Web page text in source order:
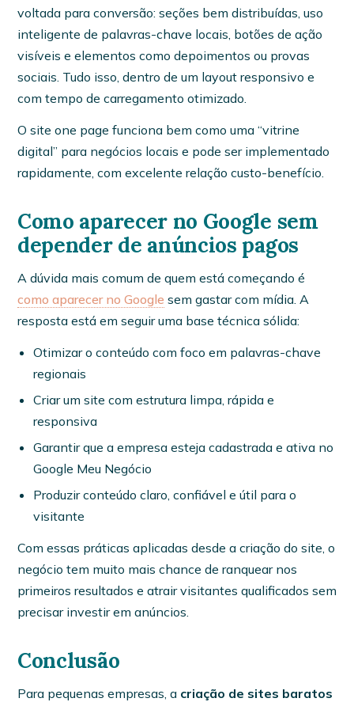
voltada para conversão: seções bem distribuídas, uso
inteligente de palavras-chave locais, botões de ação
visíveis e elementos como depoimentos ou provas
sociais. Tudo isso, dentro de um layout responsivo e
com tempo de carregamento otimizado.
O site one page funciona bem como uma “vitrine
digital” para negócios locais e pode ser implementado
rapidamente, com excelente relação custo-benefício.
Como aparecer no Google sem
depender de anúncios pagos
A dúvida mais comum de quem está começando é
como aparecer no Google sem gastar com mídia. A
resposta está em seguir uma base técnica sólida:
Otimizar o conteúdo com foco em palavras-chave
regionais
Criar um site com estrutura limpa, rápida e
responsiva
Garantir que a empresa esteja cadastrada e ativa no
Google Meu Negócio
Produzir conteúdo claro, confiável e útil para o
visitante
Com essas práticas aplicadas desde a criação do site, o
negócio tem muito mais chance de ranquear nos
primeiros resultados e atrair visitantes qualificados sem
precisar investir em anúncios.
Conclusão
Para pequenas empresas, a criação de sites baratos